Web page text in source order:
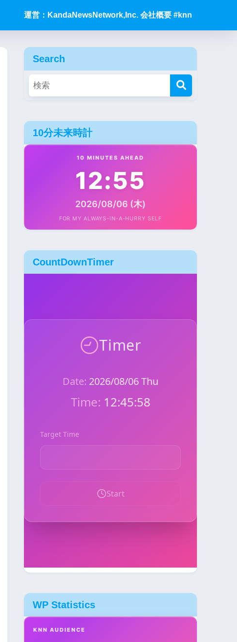
運営：KandaNewsNetwork,Inc. 会社概要 #knn
Search
10分未来時計
10 MINUTES AHEAD
12:55
2026/08/06 (木)
FOR MY ALWAYS-IN-A-HURRY SELF
CountDownTimer
WP Statistics
KNN AUDIENCE